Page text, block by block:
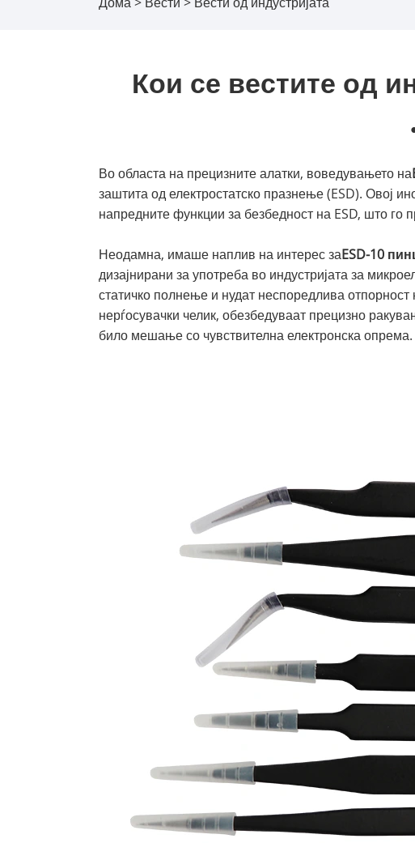
Кои се вестите од
Во областа на прецизните алатки, воведувањето на
заштита од електростатско празнење (ESD). Овој
напредните функции за безбедност на ESD, што
Неодамна, имаше наплив на интерес заESD-10
дизајнирани за употреба во индустријата за
статичко полнење и нудат неспоредлива
нерѓосувачки челик, обезбедуваат прецизно
било мешање со чувствителна електронска опрема.